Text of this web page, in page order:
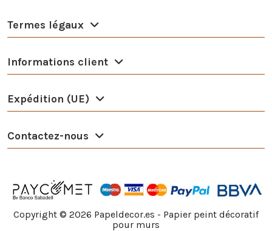
Termes légaux
Informations client
Expédition (UE)
Contactez-nous
Copyright © 2026 Papeldecor.es - Papier peint décoratif
pour murs